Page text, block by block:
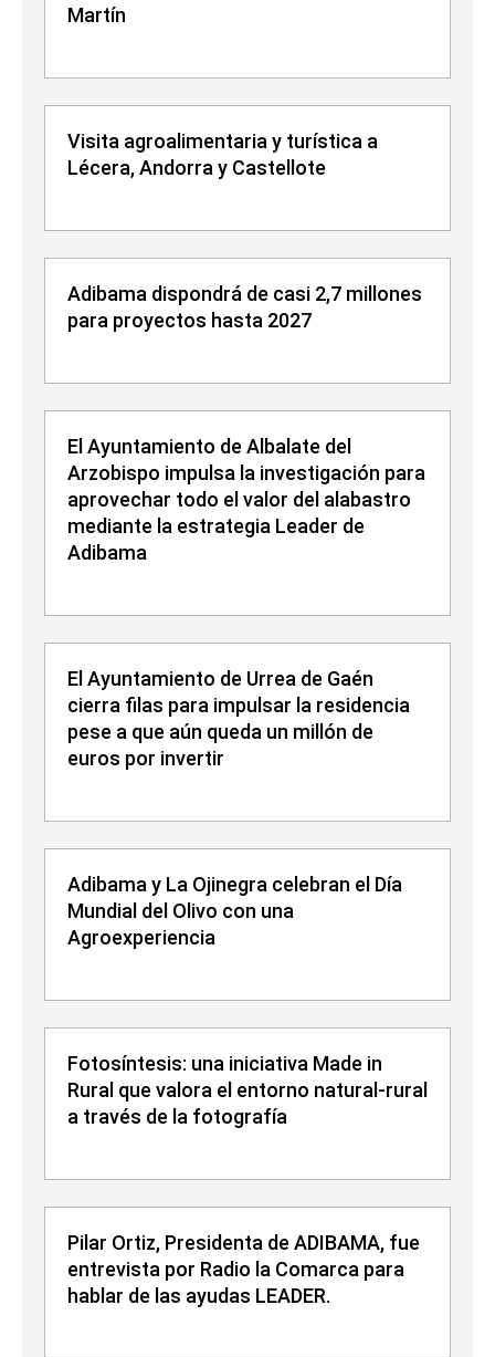
Martín
Visita agroalimentaria y turística a
Lécera, Andorra y Castellote
Adibama dispondrá de casi 2,7 millones
para proyectos hasta 2027
El Ayuntamiento de Albalate del
Arzobispo impulsa la investigación para
aprovechar todo el valor del alabastro
mediante la estrategia Leader de
Adibama
El Ayuntamiento de Urrea de Gaén
cierra filas para impulsar la residencia
pese a que aún queda un millón de
euros por invertir
Adibama y La Ojinegra celebran el Día
Mundial del Olivo con una
Agroexperiencia
Fotosíntesis: una iniciativa Made in
Rural que valora el entorno natural-rural
a través de la fotografía
Pilar Ortiz, Presidenta de ADIBAMA, fue
entrevista por Radio la Comarca para
hablar de las ayudas LEADER.